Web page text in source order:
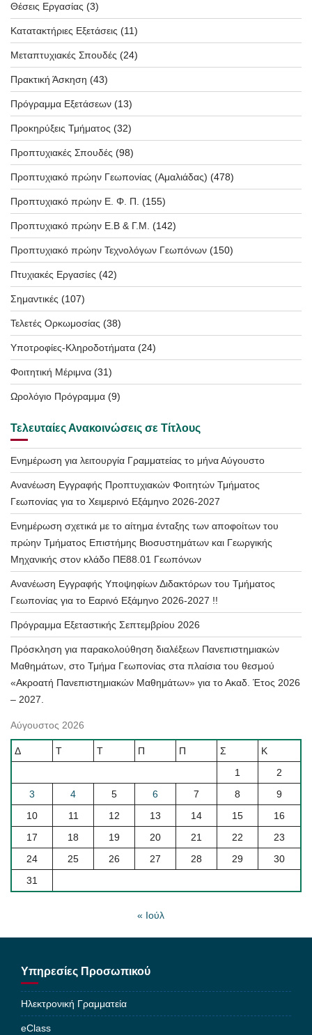
Θέσεις Εργασίας (3)
Κατατακτήριες Εξετάσεις (11)
Μεταπτυχιακές Σπουδές (24)
Πρακτική Άσκηση (43)
Πρόγραμμα Εξετάσεων (13)
Προκηρύξεις Τμήματος (32)
Προπτυχιακές Σπουδές (98)
Προπτυχιακό πρώην Γεωπονίας (Αμαλιάδας) (478)
Προπτυχιακό πρώην Ε. Φ. Π. (155)
Προπτυχιακό πρώην Ε.Β & Γ.Μ. (142)
Προπτυχιακό πρώην Τεχνολόγων Γεωπόνων (150)
Πτυχιακές Εργασίες (42)
Σημαντικές (107)
Τελετές Ορκωμοσίας (38)
Υποτροφίες-Κληροδοτήματα (24)
Φοιτητική Μέριμνα (31)
Ωρολόγιο Πρόγραμμα (9)
Τελευταίες Ανακοινώσεις σε Τίτλους
Ενημέρωση για λειτουργία Γραμματείας το μήνα Αύγουστο
Ανανέωση Εγγραφής Προπτυχιακών Φοιτητών Τμήματος
Γεωπονίας για το Χειμερινό Εξάμηνο 2026-2027
Ενημέρωση σχετικά με το αίτημα ένταξης των αποφοίτων του
πρώην Τμήματος Επιστήμης Βιοσυστημάτων και Γεωργικής
Μηχανικής στον κλάδο ΠΕ88.01 Γεωπόνων
Ανανέωση Εγγραφής Υποψηφίων Διδακτόρων του Τμήματος
Γεωπονίας για το Εαρινό Εξάμηνο 2026-2027 !!
Πρόγραμμα Εξεταστικής Σεπτεμβρίου 2026
Πρόσκληση για παρακολούθηση διαλέξεων Πανεπιστημιακών
Μαθημάτων, στο Τμήμα Γεωπονίας στα πλαίσια του θεσμού
«Ακροατή Πανεπιστημιακών Μαθημάτων» για το Ακαδ. Έτος 2026
– 2027.
Αύγουστος 2026
Δ Τ Τ Π Π Σ
Κ
1
2
3
4 5 6 7 8
9
10
11 12 13 14 15
16
17
18 19 20 21 22
23
24
25 26 27 28 29
30
31
« Ιούλ
Υπηρεσίες Προσωπικού
Ηλεκτρονική Γραμματεία
eClass